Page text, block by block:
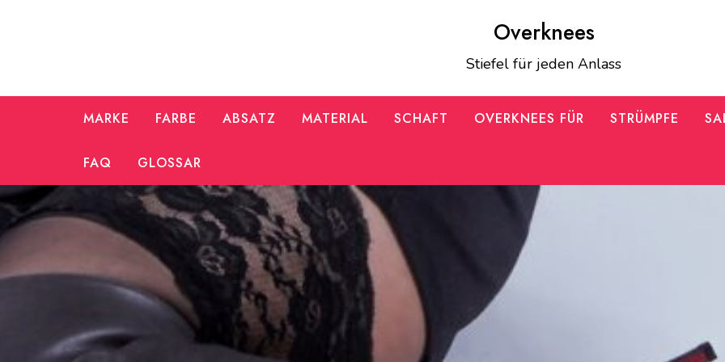
Overknees
Stiefel für jeden Anlass
MARKE FARBE ABSATZ MATERIAL SCHAFT OVERKNEES FÜR STRÜMPFE
FAQ GLOSSAR